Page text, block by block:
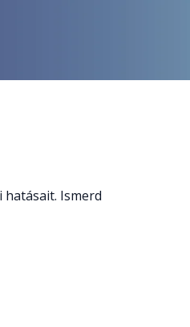
hatásait. Ismerd